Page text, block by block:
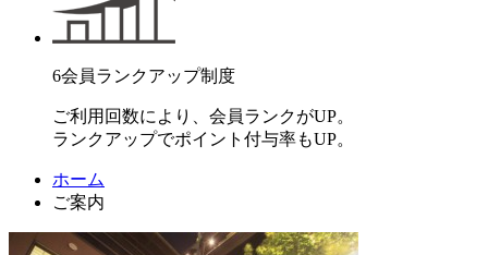
6会員ランクアップ制度
ご利用回数により、会員ランクがUP。
ランクアップでポイント付与率もUP。
ホーム
ご案内